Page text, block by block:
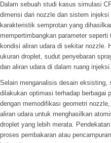
Dalam sebuah studi kasus simulasi
dimensi dari nozzle dan sistem
karakteristik semprotan yang
mempertimbangkan parameter
kondisi aliran udara di sekitar nozzle.
ukuran droplet, sudut penyebaran
dan aliran udara di dalam ruang injeksi.
Selain menganalisis desain eksisting,
dilakukan optimasi terhadap berbagai
dengan memodifikasi geometri
aliran udara untuk menghasilkan
droplet yang lebih merata.
proses pembakaran atau